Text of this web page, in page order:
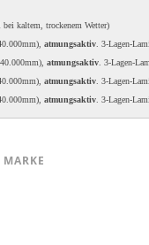
bei kaltem, trockenem Wetter)
atmungsaktiv . 3-Lagen-
atmungsaktiv . 3-Lagen-
atmungsaktiv . 3-Lagen-
atmungsaktiv . 3-Lagen-